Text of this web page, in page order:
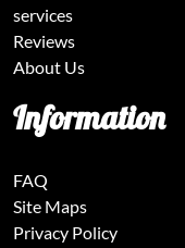
services
Reviews
About Us
Information
FAQ
Site Maps
Privacy Policy